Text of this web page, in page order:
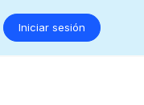
Iniciar sesión